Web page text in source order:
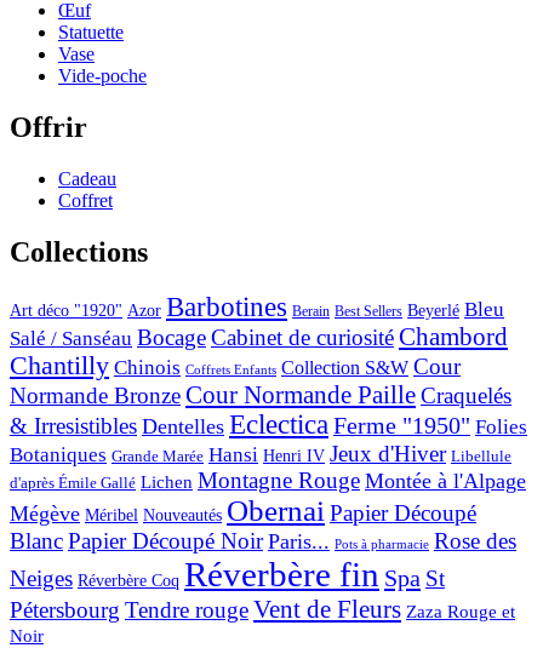
Œuf
Statuette
Vase
Vide-poche
Offrir
Cadeau
Coffret
Collections
Art déco "1920" Azor Barbotines Berain Best Sellers Beyerlé Bleu
Salé / Sanséau BocageCabinet de curiositéChambord
Chantilly Chinois Coffrets Enfants Collection S&W Cour
Normande BronzeCour Normande PailleCraquelés
& Irresistibles Dentelles EclecticaFerme "1950" Folies
Botaniques Grande Marée Hansi Henri IV Jeux d'Hiver Libellule
d'après Émile Gallé Lichen Montagne Rouge Montée à l'Alpage
Mégève Méribel Nouveautés ObernaiPapier Découpé
BlancPapier Découpé Noir Paris... Pots à pharmacie Rose des
Neiges Réverbère Coq Réverbère fin Spa St
Pétersbourg Tendre rougeVent de Fleurs Zaza Rouge et
Noir